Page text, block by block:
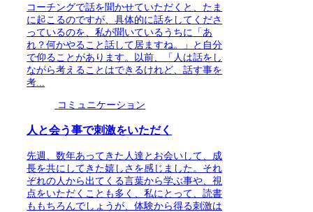
コーチングで話を聞かせていただくと、たま
に起こるのですが、具体的に話をしてくださ
っているのを、私が聞いているうちに「あ
れ？何かやること話して居ますね。」と自分
で仰ることがあります。以前、「人は話をし
ながら考えることはできるけれど、話す事を
考...
コミュニケーション
人と会う事で刺激をいただく
先週、数年あってきた人達とお会いして、成
長を共にしてきた嬉しさを感じました。それ
ぞれの人から出てくる言葉から学ぶ事や、視
点をいただくことも多く、私にとって、読書
ももちろんでしょうが、体験から得る刺激は